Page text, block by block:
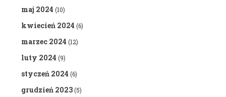
maj 2024 (10)
kwiecień 2024 (6)
marzec 2024 (12)
luty 2024 (9)
styczeń 2024 (6)
grudzień 2023(5)